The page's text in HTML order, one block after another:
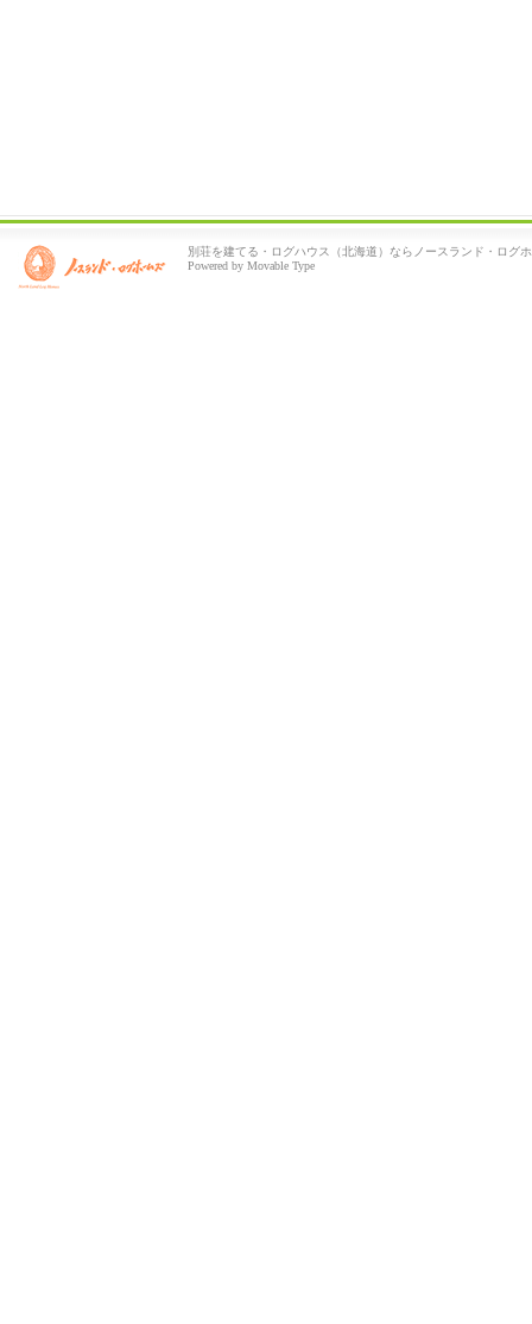
別荘を建てる・ログハウス（北海道）ならノースランド・ログ
Powered by Movable Type